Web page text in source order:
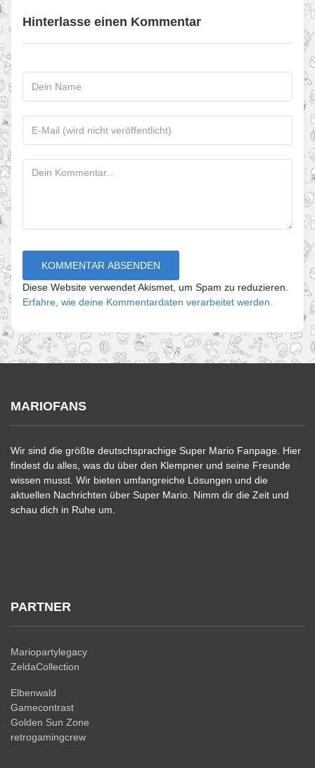
Hinterlasse einen Kommentar
Diese Website verwendet Akismet, um Spam zu reduzieren.
Erfahre, wie deine Kommentardaten verarbeitet werden.
MARIOFANS
Wir sind die größte deutschsprachige Super Mario Fanpage. Hier
findest du alles, was du über den Klempner und seine Freunde
wissen musst. Wir bieten umfangreiche Lösungen und die
aktuellen Nachrichten über Super Mario. Nimm dir die Zeit und
schau dich in Ruhe um.
PARTNER
Mariopartylegacy
ZeldaCollection
Elbenwald
Gamecontrast
Golden Sun Zone
retrogamingcrew